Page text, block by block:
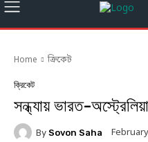
Home ক্রিকেট
ক্রিকেট
সন্ধ্যায় ভারত-
By Sovon Saha